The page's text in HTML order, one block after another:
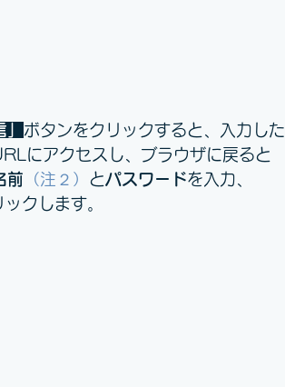
ボタンをクリックすると、入力した
にアクセスし、ブラウザに戻ると
前 （注２） とパスワードを入力、
クします。